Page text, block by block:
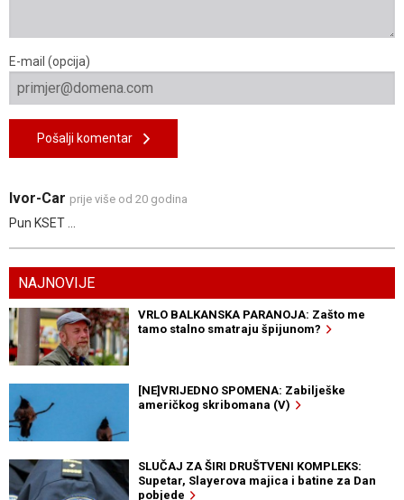
E-mail (opcija)
Pošalji komentar
Ivor-Car prije više od 20 godina
Pun KSET ...
NAJNOVIJE
VRLO BALKANSKA PARANOJA: Zašto me
tamo stalno smatraju špijunom?
[NE]VRIJEDNO SPOMENA: Zabilješke
američkog skribomana (V)
SLUČAJ ZA ŠIRI DRUŠTVENI KOMPLEKS:
Supetar, Slayerova majica i batine za Dan
pobjede